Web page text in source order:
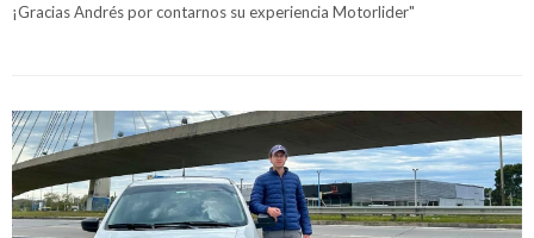
¡Gracias Andrés por contarnos su experiencia Motorlider"